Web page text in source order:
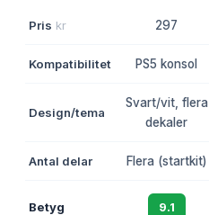
Pris kr 297
Kompatibilitet PS5 konsol
Design/tema
Svart/vit, flera
dekaler
Antal delar Flera (startkit)
Betyg 9.1